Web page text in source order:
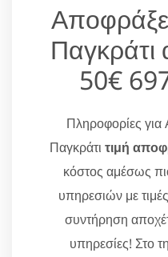
50€
Πληροφορίες
Παγκράτι τιμή
κόστος αμέσως
υπηρεσιών με
συντήρηση
υπηρεσίες! Στο